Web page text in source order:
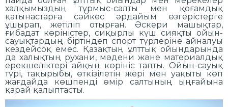
халқымыздың тұрмыс-салты мен қоғамдық
қатынастарға сәйкес әрдайым өзгерістерге
ұшырап, жетіліп отырған. Әскери машықтар,
ғибадат көріністер, сиқырлы күш сияқты ойын-
сауықтардың біртіндеп спорт түрлеріне айналуы
кездейсоқ емес. Қазақтың ұлттық ойындарында
да халықтың рухани, мәдени және материалдық
ерекшеліктері айқын көрініс тапты. Ойын-сауық
түрі, тақырыбы, өткізілетін жері мен уақыты көп
жағдайда көшпенді өмір салтының ыңғайына
қарай қалыптасты.